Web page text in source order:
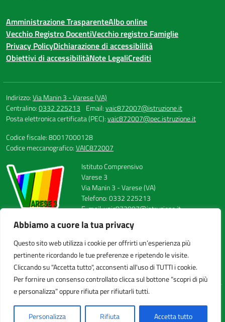
Abbiamo a cuore la tua privacy
Questo sito web utilizza i cookie per offrirti un’esperienza più
pertinente ricordando le tue preferenze e ripetendo le visite.
Cliccando su "Accetta tutto", acconsenti all'uso di TUTTI i cookie.
Per fornire un consenso controllato clicca sul bottone “scopri di più
e personalizza” oppure rifiuta per rifiutarli tutti.
Personalizza Rifiuta Accetta tutto
Amministrazione TrasparenteAlbo online
Vecchio Registro DocentiVecchio registro Famiglie
Privacy PolicyDichiarazione di accessibilità
Obiettivi di accessibilitàNote LegaliCrediti
Indirizzo:Via Manin 3 - Varese (VA)
Centralino:0332 225213 Email:vaic872007@istruzione.it
Posta elettronica certificata (PEC):vaic872007@pec.istruzione.it
Codice fiscale: 80017000128
Codice meccanografico:VAIC872007
Istituto Comprensivo
Varese 3
Via Manin 3 - Varese (VA)
Telefono: 0332 225213
E-mail: vaic872007@istruzione.it
PEC: vaic872007@pec.istruzione.it
Codice Meccanografico: VAIC872007
Codice Fiscale: 80017000128
FAX: 0332224558